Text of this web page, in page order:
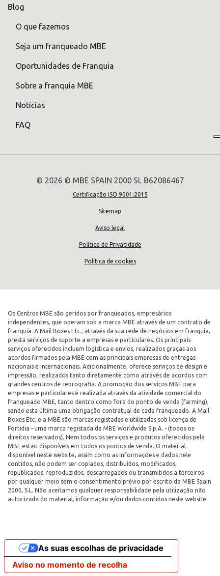
Blog
O que fazemos
Seja um franqueado MBE
Oportunidades de Franquia
Sobre a franquia MBE
Notícias
FAQ
© 2026 © MBE SPAIN 2000 SL B62086467
Certificação ISO 9001:2015
Sitemap
Aviso legal
Política de Privacidade
Política de cookies
Os Centros MBE são geridos por franqueados, empresários
independentes, que operam sob a marca MBE através de um contrato de
franquia. A Mail Boxes Etc., através da sua rede de negócios em franquia,
presta serviços de suporte a empresas e particulares. Os principais
serviços oferecidos incluem logística e envios, realizados graças aos
acordos firmados pela MBE com as principais empresas de entregas
nacionais e internacionais. Adicionalmente, oferece serviços de design e
impressão, realizados tanto diretamente como através de acordos com
grandes centros de reprografia. A promoção dos serviços MBE para
empresas e particulares é realizada através da atividade comercial do
franqueado MBE, tanto dentro como fora do ponto de venda (farming),
sendo esta última uma obrigação contratual de cada franqueado. A Mail
Boxes Etc. e a MBE são marcas registadas e utilizadas sob licença de
Fortidia - uma marca registada da MBE Worldwide S.p.A. - (todos os
direitos reservados). Nem todos os serviços e produtos oferecidos pela
MBE estão disponíveis em todos os pontos de venda. O material
disponível neste website, assim como as informações e dados nele
contidos, não podem ser copiados, distribuídos, modificados,
republicados, reproduzidos, descarregados ou transmitidos a terceiros
por qualquer meio sem o consentimento prévio por escrito da MBE Spain
2000, S.L. Não aceitamos qualquer responsabilidade pela utilização não
autorizada do material, informação e/ou dados contidos neste website.
Aviso no momento de recolha
As suas escolhas de privacidade